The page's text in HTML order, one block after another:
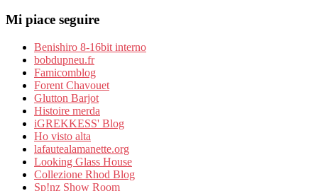
Mi piace seguire
Benishiro 8-16bit interno
bobdupneu.fr
Famicomblog
Forent Chavouet
Glutton Barjot
Histoire merda
iGREKKESS' Blog
Ho visto alta
lafautealamanette.org
Looking Glass House
Collezione Rhod Blog
Sp!nz Show Room